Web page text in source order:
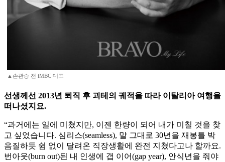
▲손관승 전 iMBC 대표
선생께선 2013년 퇴직 후 괴테의 궤적을 따라 이탈리아 여행을
떠나셨지요.
“과거에는 일에 미쳤지만, 이젠 한량이 되어 내가 미칠 것을 찾
고 싶었습니다. 심리스(seamless), 말 그대로 30년을 재봉틀 박
음질하듯 쉼 없이 달려온 직장생활에 완전 지쳤다고나 할까요.
번아웃(burn out)된 내 인생에 갭 이어(gap year), 안식년을 줘야